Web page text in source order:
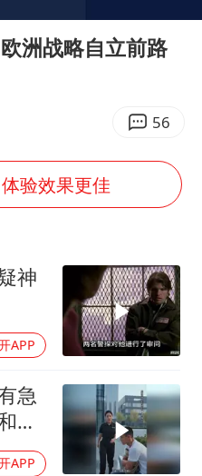
“今天得有40℃了吧 为啥还不预警”
国防部：坚决反制任何闹海挑衅图谋
日本试射“战斧”导弹，国防部回应
《歌手2026》歌王
员求职万岁山NPC成功
础开新局
洲战略自立前路
56
验效果更佳
神
APP
急
别
APP